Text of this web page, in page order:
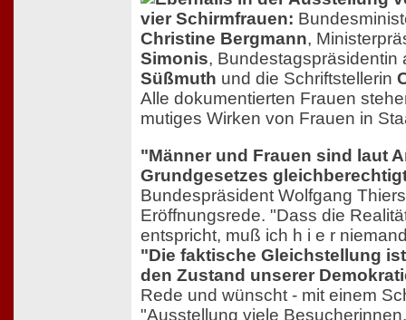
vier Schirmfrauen:
Christine Bergmann,
Simonis, Bundestagspräsidentin
Süßmuth und die Schriftstellerin
Alle dokumentierten Frauen
mutiges Wirken von Frauen in
"Männer und Frauen sind laut
Grundgesetzes
Bundespräsident Wolfgang
Eröffnungsrede. "Dass die
entspricht, muß ich h i e r
"Die faktische Gleichstellung
den Zustand unserer
Rede und wünscht - mit einem
"Ausstellung viele